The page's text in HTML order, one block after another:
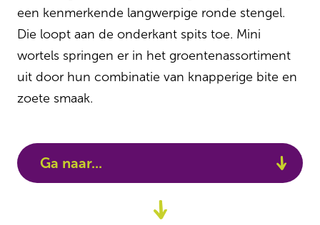
een kenmerkende langwerpige ronde stengel.
Die loopt aan de onderkant spits toe. Mini
wortels springen er in het groentenassortiment
uit door hun combinatie van knapperige bite en
zoete smaak.
Ga naar...